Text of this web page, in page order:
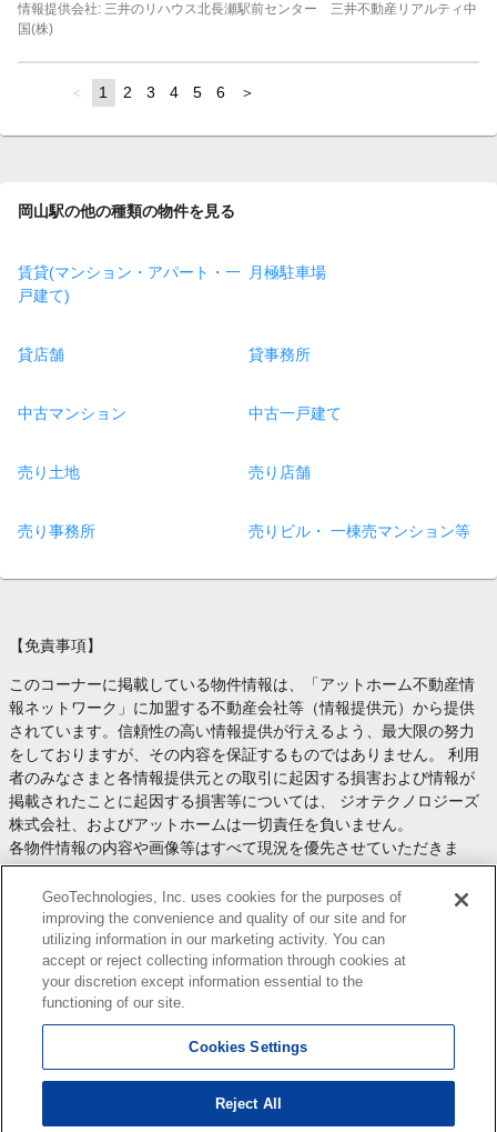
情報提供会社: 三井のリハウス北長瀬駅前センター 三井不動産リアルティ中
国(株)
page
You're
page
1 page
2 page
3 page
4 page
5 page
6 page
岡山駅の他の種類の物件を見る
賃貸(マンション・アパート・一
戸建て)
月極駐車場
貸店舗 貸事務所
中古マンション 中古一戸建て
売り土地 売り店舗
売り事務所 売りビル・ 一棟売マンション等
【免責事項】
このコーナーに掲載している物件情報は、「アットホーム不動産情
報ネットワーク」に加盟する不動産会社等（情報提供元）から提供
されています。信頼性の高い情報提供が行えるよう、最大限の努力
をしておりますが、その内容を保証するものではありません。 利用
者のみなさまと各情報提供元との取引に起因する損害および情報が
掲載されたことに起因する損害等については、 ジオテクノロジーズ
株式会社、およびアットホームは一切責任を負いません。
各物件情報の内容や画像等はすべて現況を優先させていただきま
す。
お取引等（お取引の準備、資金調達等を含みます）の際には、内容
や契約条件等について、 各情報提供元より十分な説明を受け、ご自
身でご確認の上、判断してください。
このコーナーへの物件情報のご掲載、その他不動産業務ソリューシ
ョン等についての不動産会社様のお問合せはこちら
します。
Copyright(c) At Home Co.,Ltd. このサイトに掲載している情報の無断転載を禁止します。著作権
はアットホーム（株）またはその情報提供者に帰属します。
GeoTechnologies, Inc. uses cookies for the purposes of
improving the convenience and quality of our site and for
utilizing information in our marketing activity. You can
accept or reject collecting information through cookies at
your discretion except information essential to the
functioning of our site.
Cookies Settings
Reject All